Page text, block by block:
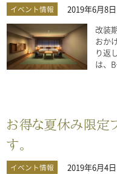
イベント情報
2019年6月8日
改装
おか
り返
は、
お得な夏休み限定
す。
イベント情報
2019年6月4日